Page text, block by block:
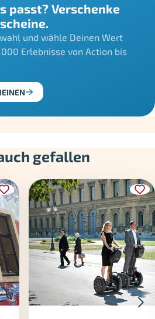
passt? Verschenke
und wähle Deinen Wert
Erlebnisse von Action bis
gefallen